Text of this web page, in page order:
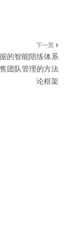
的智能陪练体系
团队管理的方法
论框架